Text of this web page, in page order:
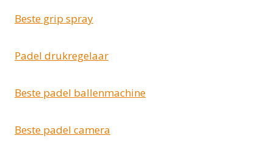
Beste grip spray
Padel drukregelaar
Beste padel ballenmachine
Beste padel camera